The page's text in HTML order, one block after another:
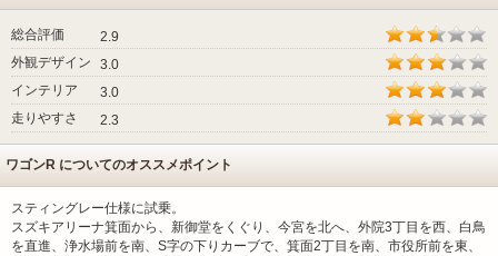
総合評価
2.9
外観デザイン
3.0
インテリア
3.0
走りやすさ
2.3
ワゴンR についてのオススメポイント
スティングレー仕様に試乗。
スズキアリーナ箕面から、新御堂をくぐり、今宮を北へ、外院3丁目を西、白鳥
を直進、浄水場前を南、S字の下りカーブで、箕面2丁目を南、市役所前を東、